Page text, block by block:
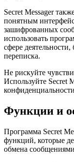
Secret Messager
понятным
зашифрованных
использовать
сфере
переписка.
Не рискуйте
Используйте Secret
Функции и
Программа Secret
функций, которые
обмена